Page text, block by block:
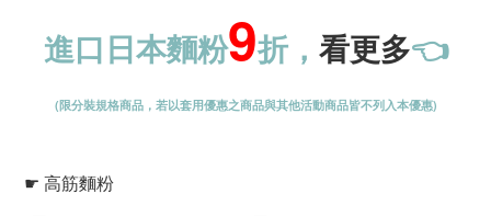
進口日本麵粉9折， 看更多👈
(限分裝規格商品，若以套用優惠之商品與其他活動商品皆不列入本優惠)
☛ 高筋麵粉